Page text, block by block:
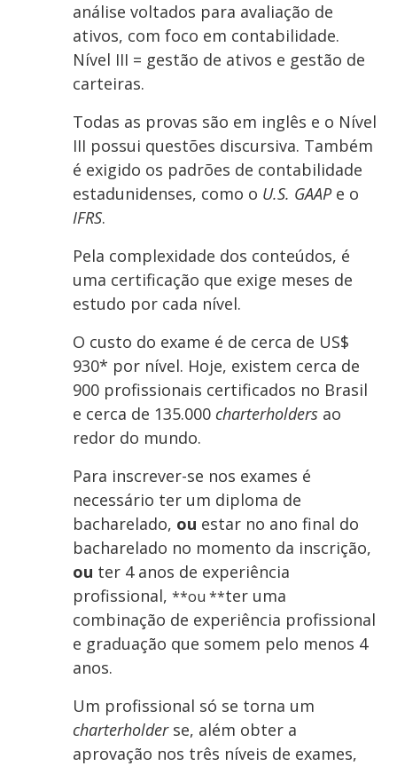
análise voltados para avaliação de
ativos, com foco em contabilidade.
Nível III = gestão de ativos e gestão de
carteiras.
Todas as provas são em inglês e o Nível
III possui questões discursiva. Também
é exigido os padrões de contabilidade
estadunidenses, como o U.S. GAAPe o
IFRS.
Pela complexidade dos conteúdos, é
uma certificação que exige meses de
estudo por cada nível.
O custo do exame é de cerca de US$
930* por nível. Hoje, existem cerca de
900 profissionais certificados no Brasil
e cerca de 135.000 charterholders ao
redor do mundo.
Para inscrever-se nos exames é
necessário ter um diploma de
bacharelado, ou estar no ano final do
bacharelado no momento da inscrição,
ou ter 4 anos de experiência
profissional,**ou **ter uma
combinação de experiência profissional
e graduação que somem pelo menos 4
anos.
Um profissional só se torna um
charterholderse, além obter a
aprovação nos três níveis de exames,